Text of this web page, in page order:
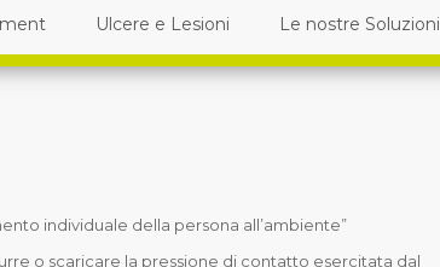
Ulcere e Lesioni Le nostre Soluzioni
individuale della persona all’ambiente”
o scaricare la pressione di contatto esercitata dal